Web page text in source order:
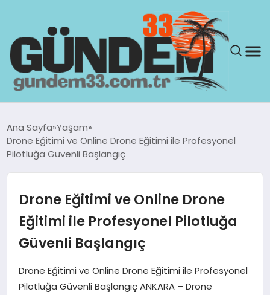
GÜNDEM
TEKNOLOJI
EKONOMI
Ana Sayfa Yaşam
Drone Eğitimi ve Online Drone Eğitimi ile Profesyonel
Pilotluğa Güvenli Başlangıç
Drone Eğitimi ve Online Drone
Eğitimi ile Profesyonel Pilotluğa
Güvenli Başlangıç
Drone Eğitimi ve Online Drone Eğitimi ile Profesyonel
Pilotluğa Güvenli Başlangıç ANKARA – Drone